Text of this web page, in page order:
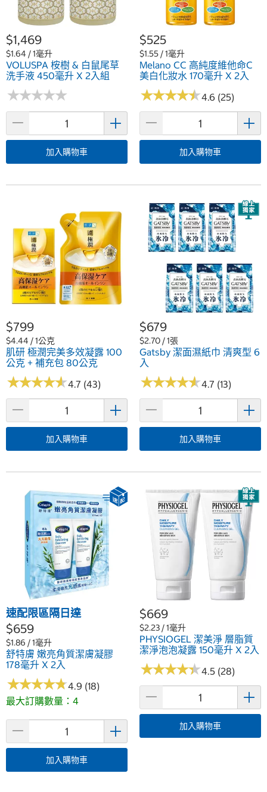
$1,469
$1.64 / 1毫升
VOLUSPA 桉樹 & 白鼠尾草
洗手液 450毫升 X 2入組
★★★★★
★★★★★
加入購物車
$525
$1.55 / 1毫升
Melano CC 高純度維他命C
美白化妝水 170毫升 X 2入
★★★★★
★★★★★4.6 (25)
加入購物車
$799
$4.44 / 1公克
肌研 極潤完美多效凝露 100
公克 + 補充包 80公克
★★★★★
★★★★★4.7 (43)
加入購物車
$679
$2.70 / 1張
Gatsby 潔面濕紙巾 清爽型 6
入
★★★★★
★★★★★4.7 (13)
加入購物車
速配限區隔日達
$659
$1.86 / 1毫升
舒特膚 嫩亮角質潔膚凝膠
178毫升 X 2入
★★★★★
★★★★★4.9 (18)
最大訂購數量：4
加入購物車
$669
$2.23 / 1毫升
PHYSIOGEL 潔美淨 層脂質
潔淨泡泡凝露 150毫升 X 2入
★★★★★
★★★★★4.5 (28)
加入購物車